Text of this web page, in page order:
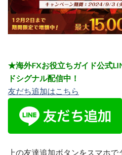
★海外FXお役立ちガイド公式
ドシグナル配信中！
友だち追加はこちら
上の友達追加ボタンをスマホ